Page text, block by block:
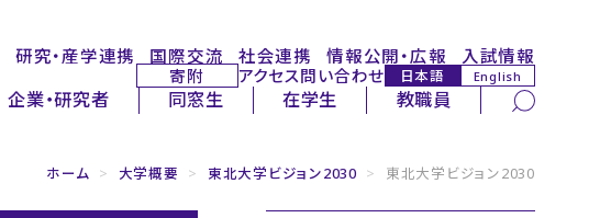
研究・産学連携 国際交流 社会連携 情報公開・広報 入試情報
寄附 アクセス問い合わせ 日本語 English
企業・研究者 同窓生 在学生 教職員
ホーム > 大学概要 > 東北大学ビジョン2030 > 東北大学ビジョン2030